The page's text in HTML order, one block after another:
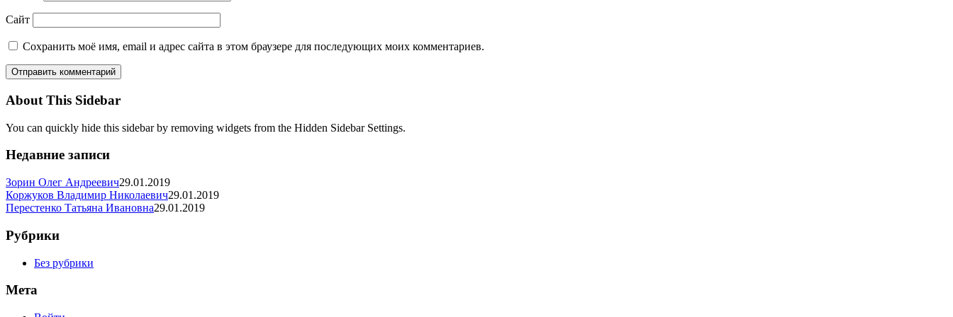
Сайт
Сохранить моё имя, email и адрес сайта в этом браузере для последующих моих комментариев.
About This Sidebar
You can quickly hide this sidebar by removing widgets from the Hidden Sidebar Settings.
Недавние записи
Зорин Олег Андреевич29.01.2019
Коржуков Владимир Николаевич29.01.2019
Перестенко Татьяна Ивановна29.01.2019
Рубрики
Без рубрики
Мета